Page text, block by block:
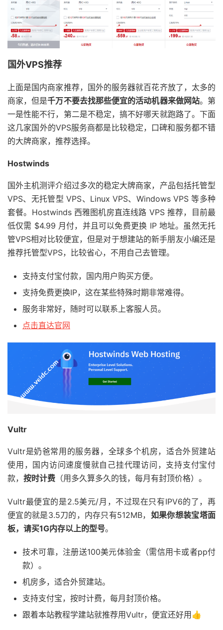
国外VPS推荐
上面是国内商家推荐，国外的服务器就百花齐放了，太多的
商家，但是千万不要去找那些便宜的活动机器来做网站。第
一是性能不行，第二是不稳定，搞不好哪天就跑路了。下面
这几家国外的VPS服务商都是比较稳定，口碑和服务都不错
的大牌商家，推荐选择。
Hostwinds
国外主机测评介绍过多次的稳定大牌商家，产品包括托管型
VPS、无托管型 VPS、Linux VPS、Windows VPS 等多种
套餐。Hostwinds 西雅图机房直连线路 VPS 推荐，目前最
低仅需 $4.99 月付，并且可以免费更换 IP 地址。虽然无托
管VPS相对比较便宜，但是对于想建站的新手朋友小编还是
推荐托管型VPS，比较省心，不用自己去管理。
支持支付宝付款，国内用户购买方便。
支持免费更换IP，这在某些特殊时期非常难得。
服务非常好，随时可以联系上客服人员。
点击直达官网
Vultr
Vultr是奶爸常用的服务器，全球多个机房，适合外贸建站
使用，国内访问速度慢就自己挂代理访问，支持支付宝付
款， 按时计费 （用多久算多久的钱，每月有封顶价格）。
Vultr最便宜的是2.5美元/月，不过现在只有IPV6的了，再
便宜的就是3.5刀的，内存只有512MB， 如果你想装宝塔面
板，请买1G内存以上的型号。
技术可靠，注册送100美元体验金（需信用卡或者pp付
款）。
机房多，适合外贸建站。
支持支付宝，按时计费，每月封顶价格。
跟着本站教程学建站就推荐用Vultr，便宜还好用👍